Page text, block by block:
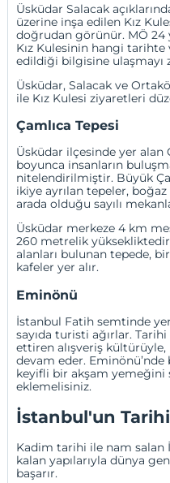
Üsküdar Salacak
üzerine inşa edilen Kız
doğrudan görünür. MÖ 24
Kız Kulesinin hangi tarihte
edildiği bilgisine ulaşmayı
Üsküdar, Salacak ve
ile Kız Kulesi ziyaretleri
Çamlıca Tepesi
Üsküdar ilçesinde yer alan
boyunca insanların
nitelendirilmiştir. Büyük
ikiye ayrılan tepeler,
arada olduğu sayılı
Üsküdar merkeze 4 km
260 metrelik
alanları bulunan tepede,
kafeler yer alır.
Eminönü
İstanbul Fatih semtinde
sayıda turisti ağırlar. Tarihi
ettiren alışveriş
devam eder.
keyifli bir akşam yemeğini
eklemelisiniz.
İstanbul'un
Kadim tarihi ile nam
kalan yapılarıyla dünya
başarır.